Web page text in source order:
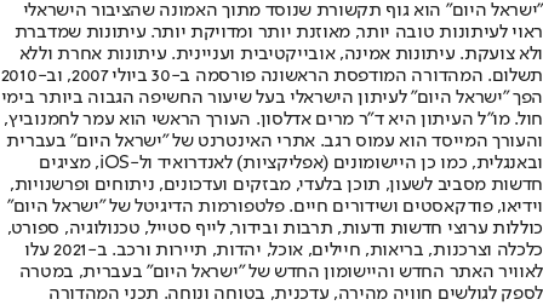
"ישראל היום" הוא גוף תקשורת שנוסד מתוך האמונה שהציבור הישראלי
ראוי לעיתונות טובה יותר, מאוזנת יותר ומדויקת יותר. עיתונות שמדברת
ולא צועקת. עיתונות אמינה, אובייקטיבית ועניינית. עיתונות אחרת וללא
תשלום. המהדורה המודפסת הראשונה פורסמה ב-30 ביולי 2007, וב-2010
הפך "ישראל היום" לעיתון הישראלי בעל שיעור החשיפה הגבוה ביותר בימי
חול. מו"ל העיתון היא ד"ר מרים אדלסון. העורך הראשי הוא עמר לחמנוביץ,
והעורך המייסד הוא עמוס רגב. אתרי האינטרנט של "ישראל היום" בעברית
ובאנגלית, כמו כן היישומונים (אפליקציות) לאנדרואיד ול-iOS, מציגים
חדשות מסביב לשעון, תוכן בלעדי, מבזקים ועדכונים, ניתוחים ופרשנויות,
וידיאו, פודקאסטים ושידורים חיים. פלטפורמות הדיגיטל של "ישראל היום"
כוללות ערוצי חדשות ודעות, תרבות ובידור, לייף סטייל, טכנולוגיה, ספורט,
כלכלה וצרכנות, בריאות, חיילים, אוכל, יהדות, תיירות ורכב. ב-2021 עלו
לאוויר האתר החדש והיישומון החדש של "ישראל היום" בעברית, במטרה
לספק לגולשים חוויה מהירה, עדכנית, בטוחה ונוחה. תכני המהדורה